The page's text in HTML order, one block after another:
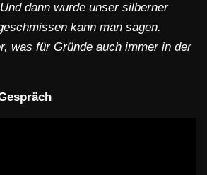
Und dann wurde unser silberner
kann man sagen.
was für Gründe auch immer in der